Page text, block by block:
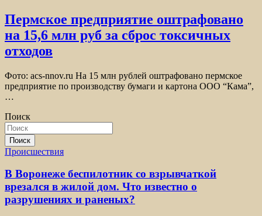
Пермское предприятие оштрафовано
на 15,6 млн руб за сброс токсичных
отходов
Фото: acs-nnov.ru На 15 млн рублей оштрафовано пермское
предприятие по производству бумаги и картона ООО “Кама”,
…
Поиск
Поиск
Происшествия
В Воронеже беспилотник со взрывчаткой
врезался в жилой дом. Что известно о
разрушениях и раненых?